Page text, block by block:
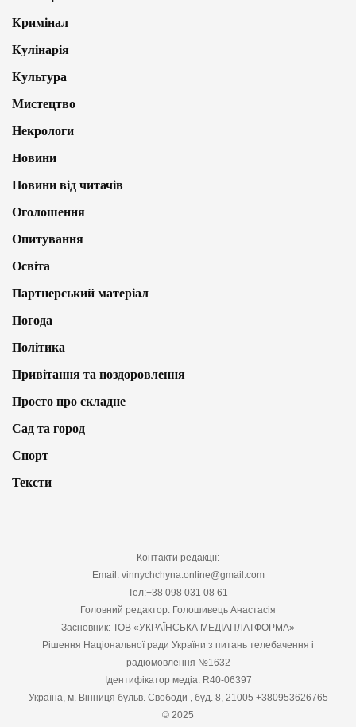
Кримінал
Кулінарія
Культура
Мистецтво
Некрологи
Новини
Новини від читачів
Оголошення
Опитування
Освіта
Партнерський матеріал
Погода
Політика
Привітання та поздоровлення
Просто про складне
Сад та город
Спорт
Тексти
Контакти редакції:
Email: vinnychchyna.online@gmail.com
Тел:+38 098 031 08 61
Головний редактор: Голошивець Анастасія
Засновник: ТОВ «УКРАЇНСЬКА МЕДІАПЛАТФОРМА»
Рішення Національної ради України з питань телебачення і
радіомовлення №1632
Ідентифікатор медіа: R40-06397
Україна, м. Вінниця бульв. Свободи , буд. 8, 21005 +380953626765
© 2025